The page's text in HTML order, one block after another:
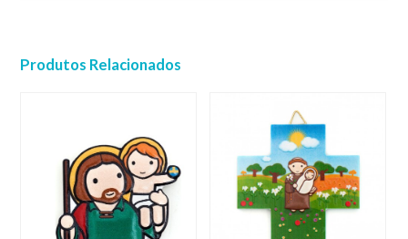
Produtos Relacionados